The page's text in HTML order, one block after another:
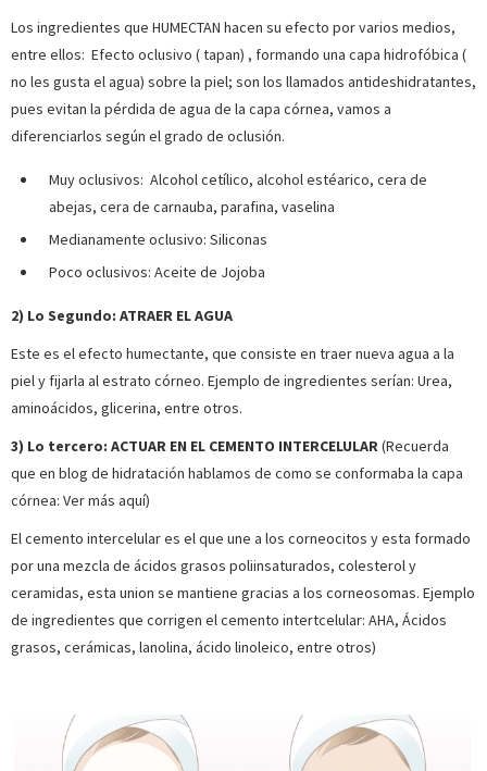
Los ingredientes que HUMECTAN hacen su efecto por varios medios,
entre ellos: Efecto oclusivo ( tapan) , formando una capa hidrofóbica (
no les gusta el agua) sobre la piel; son los llamados antideshidratantes,
pues evitan la pérdida de agua de la capa córnea, vamos a
diferenciarlos según el grado de oclusión.
Muy oclusivos: Alcohol cetílico, alcohol estéarico, cera de
abejas, cera de carnauba, parafina, vaselina
Medianamente oclusivo: Siliconas
Poco oclusivos: Aceite de Jojoba
2) Lo Segundo: ATRAER EL AGUA
Este es el efecto humectante, que consiste en traer nueva agua a la
piel y fijarla al estrato córneo. Ejemplo de ingredientes serían: Urea,
aminoácidos, glicerina, entre otros.
3) Lo tercero: ACTUAR EN EL CEMENTO INTERCELULAR(Recuerda
que en blog de hidratación hablamos de como se conformaba la capa
córnea: Ver más aquí)
El cemento intercelular es el que une a los corneocitos y esta formado
por una mezcla de ácidos grasos poliinsaturados, colesterol y
ceramidas, esta union se mantiene gracias a los corneosomas. Ejemplo
de ingredientes que corrigen el cemento intertcelular: AHA, Ácidos
grasos, cerámicas, lanolina, ácido linoleico, entre otros)